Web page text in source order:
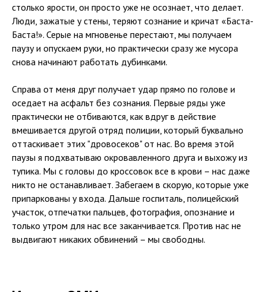
столько ярости, он просто уже не осознает, что делает.
Люди, зажатые у стены, теряют сознание и кричат «Баста-
Баста!». Серые на мгновенье перестают, мы получаем
паузу и опускаем руки, но практически сразу же мусора
снова начинают работать дубинками.
Справа от меня друг получает удар прямо по голове и
оседает на асфальт без сознания. Первые ряды уже
практически не отбиваются, как вдруг в действие
вмешивается другой отряд полиции, который буквально
оттаскивает этих "дровосеков" от нас. Во время этой
паузы я подхватываю окровавленного друга и выхожу из
тупика. Мы с головы до кроссовок все в крови – нас даже
никто не останавливает. Забегаем в скорую, которые уже
припаркованы у входа. Дальше госпиталь, полицейский
участок, отпечатки пальцев, фотография, опознание и
только утром для нас все заканчивается. Против нас не
выдвигают никаких обвинений – мы свободны.